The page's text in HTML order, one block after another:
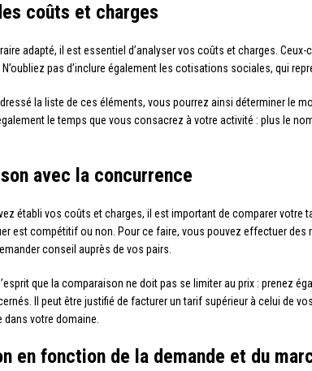
coûts et charges
adapté, il est essentiel d’analyser vos coûts et charges.
pas d’inclure également les cotisations sociales, qui
la liste de ces éléments, vous pourrez ainsi déterminer le
le temps que vous consacrez à votre activité : plus le
avec la concurrence
établi vos coûts et charges, il est important de comparer votre
est compétitif ou non. Pour ce faire, vous pouvez effectuer
conseil auprès de vos pairs.
que la comparaison ne doit pas se limiter au prix : prenez
Il peut être justifié de facturer un tarif supérieur à celui de
votre domaine.
en fonction de la demande et du